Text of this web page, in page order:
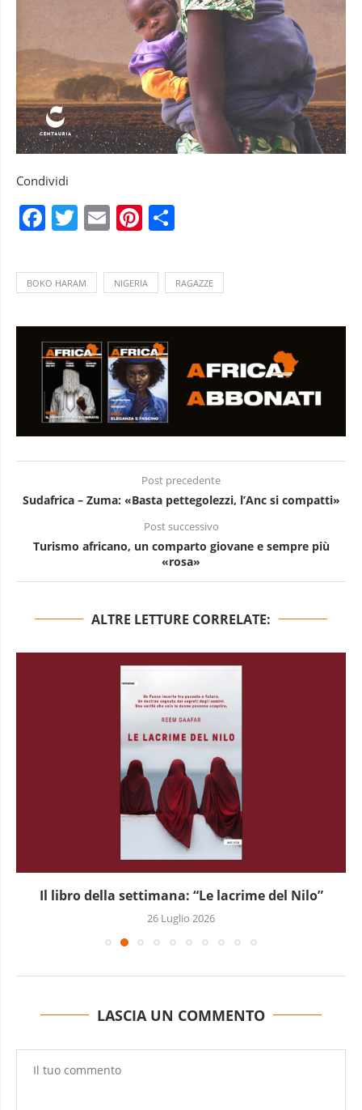
Condividi
Facebook
Twitter
EmailPinterest
BOKO HARAM NIGERIA RAGAZZE
Post precedente
Sudafrica – Zuma: «Basta pettegolezzi, l’Anc si compatti»
Post successivo
Turismo africano, un comparto giovane e sempre più
«rosa»
ALTRE LETTURE CORRELATE:
Il libro della settimana: “Le lacrime del Nilo”
26 Luglio 2026
LASCIA UN COMMENTO